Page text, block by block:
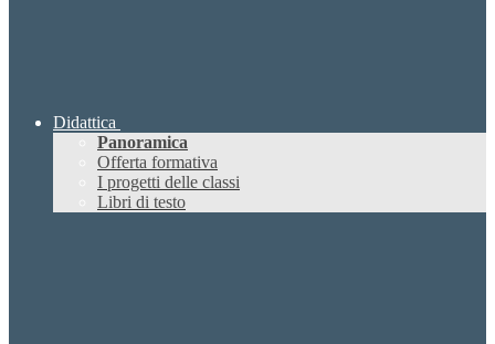
Didattica
Panoramica
Offerta formativa
I progetti delle classi
Libri di testo